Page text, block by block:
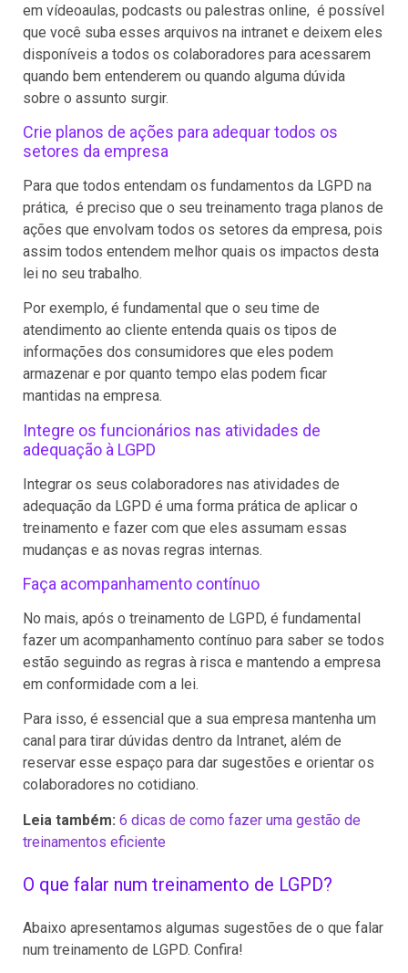
em vídeoaulas, podcasts ou palestras online, é possível
que você suba esses arquivos na intranet e deixem eles
disponíveis a todos os colaboradores para acessarem
quando bem entenderem ou quando alguma dúvida
sobre o assunto surgir.
Crie planos de ações para adequar todos os
setores da empresa
Para que todos entendam os fundamentos da LGPD na
prática, é preciso que o seu treinamento traga planos de
ações que envolvam todos os setores da empresa, pois
assim todos entendem melhor quais os impactos desta
lei no seu trabalho.
Por exemplo, é fundamental que o seu time de
atendimento ao cliente entenda quais os tipos de
informações dos consumidores que eles podem
armazenar e por quanto tempo elas podem ficar
mantidas na empresa.
Integre os funcionários nas atividades de
adequação à LGPD
Integrar os seus colaboradores nas atividades de
adequação da LGPD é uma forma prática de aplicar o
treinamento e fazer com que eles assumam essas
mudanças e as novas regras internas.
Faça acompanhamento contínuo
No mais, após o treinamento de LGPD, é fundamental
fazer um acompanhamento contínuo para saber se todos
estão seguindo as regras à risca e mantendo a empresa
em conformidade com a lei.
Para isso, é essencial que a sua empresa mantenha um
canal para tirar dúvidas dentro da Intranet, além de
reservar esse espaço para dar sugestões e orientar os
colaboradores no cotidiano.
Leia também: 6 dicas de como fazer uma gestão de
treinamentos eficiente
O que falar num treinamento de LGPD?
Abaixo apresentamos algumas sugestões de o que falar
num treinamento de LGPD. Confira!